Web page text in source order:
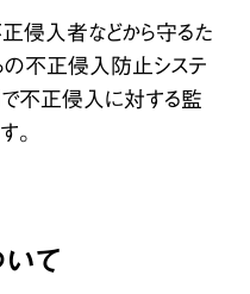
侵入者などから守るた
の不正侵入防止システ
不正侵入に対する監
。
て